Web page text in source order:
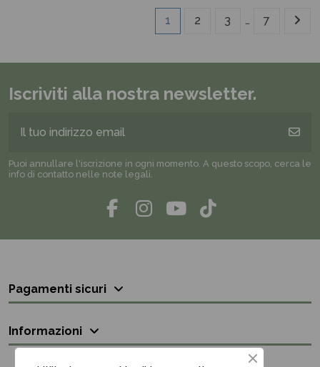
1 2 3 … 7
Iscriviti alla nostra newsletter.
Puoi annullare l'iscrizione in ogni momento. A questo scopo, cerca le
info di contatto nelle note legali.
Pagamenti sicuri
Informazioni